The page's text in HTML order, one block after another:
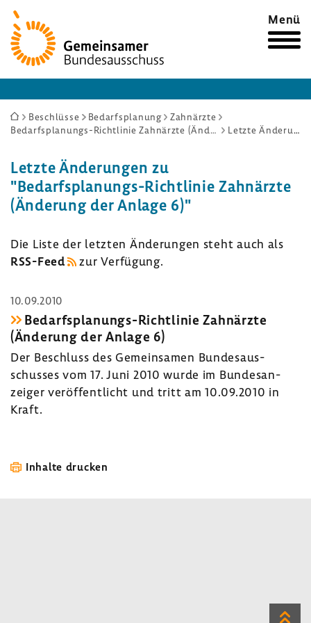
Zur
Startseite
Menü
Sie
sind
Beschlüsse Bedarfsplanung
Zahnärzte
Bedarfsplanungs-Richtlinie Zahnärzte (Änderung der Anlage 6)
Letzte Änderungen
Letzte Ände­rungen zu
"Bedarfsplanungs-​Richtlinie Zahn­ärzte
(Ände­rung der Anlage 6)"
Die Liste der letzten Ände­rungen steht auch als
RSS-​Feed
zur Verfü­gung.
10.09.2010
Bedarfsplanungs-​Richtlinie Zahn­ärzte
(Ände­rung der Anlage 6)
Der Beschluss des Gemein­samen Bundes­aus­
schusses vom 17. Juni 2010 wurde im Bundes­an­
zeiger veröf­fent­licht und tritt am 10.09.2010 in
Kraft.
Inhalte drucken
Zum